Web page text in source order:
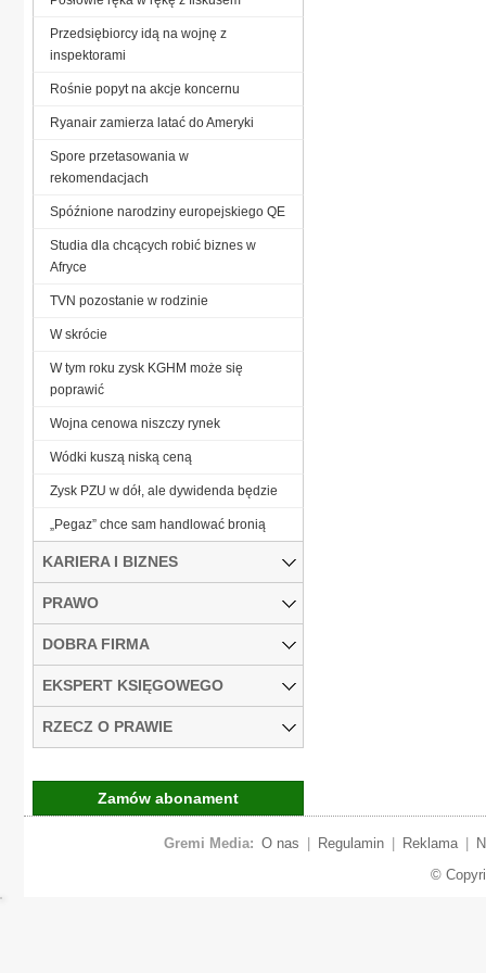
Przedsiębiorcy idą na wojnę z
inspektorami
Rośnie popyt na akcje koncernu
Ryanair zamierza latać do Ameryki
Spore przetasowania w
rekomendacjach
Spóźnione narodziny europejskiego QE
Studia dla chcących robić biznes w
Afryce
TVN pozostanie w rodzinie
W skrócie
W tym roku zysk KGHM może się
poprawić
Wojna cenowa niszczy rynek
Wódki kuszą niską ceną
Zysk PZU w dół, ale dywidenda będzie
„Pegaz” chce sam handlować bronią
KARIERA I BIZNES
PRAWO
DOBRA FIRMA
EKSPERT KSIĘGOWEGO
RZECZ O PRAWIE
Zamów abonament
Gremi Media: O nas Regulamin Reklama
©